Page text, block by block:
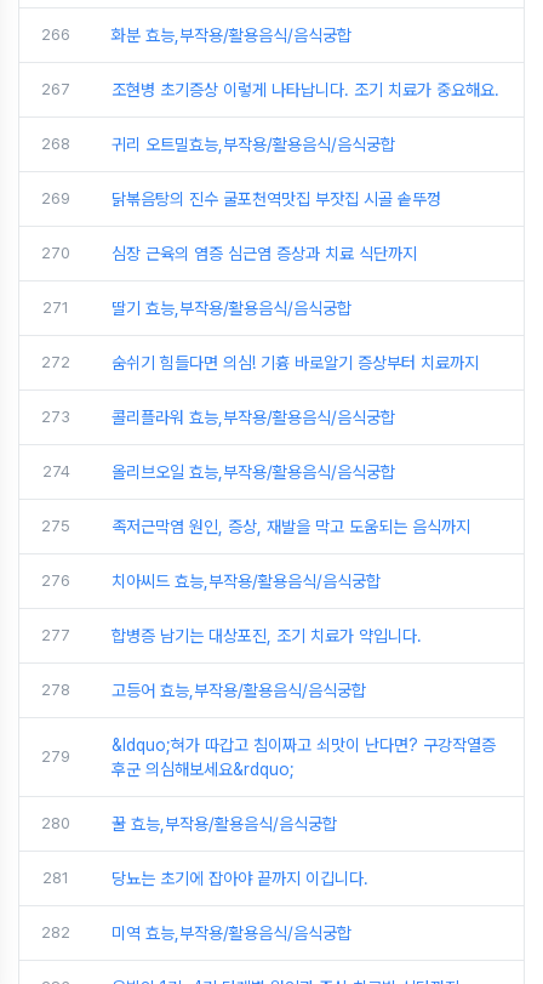
266 화분 효능,부작용/활용음식/음식궁합
267 조현병 초기증상 이렇게 나타납니다. 조기 치료가 중요해요.
268 귀리 오트밀효능,부작용/활용음식/음식궁합
269 닭볶음탕의 진수 굴포천역맛집 부잣집 시골 솥뚜껑
270 심장 근육의 염증 심근염 증상과 치료 식단까지
271 딸기 효능,부작용/활용음식/음식궁합
272 숨쉬기 힘들다면 의심! 기흉 바로알기 증상부터 치료까지
273 콜리플라워 효능,부작용/활용음식/음식궁합
274 올리브오일 효능,부작용/활용음식/음식궁합
275 족저근막염 원인, 증상, 재발을 막고 도움되는 음식까지
276 치아씨드 효능,부작용/활용음식/음식궁합
277 합병증 남기는 대상포진, 조기 치료가 약입니다.
278 고등어 효능,부작용/활용음식/음식궁합
279
&ldquo;혀가 따갑고 침이짜고 쇠맛이 난다면? 구강작열증
후군 의심해보세요&rdquo;
280 꿀 효능,부작용/활용음식/음식궁합
281 당뇨는 초기에 잡아야 끝까지 이깁니다.
282 미역 효능,부작용/활용음식/음식궁합